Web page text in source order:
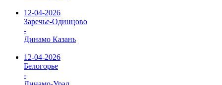
12-04-2026
Заречье-Одинцово
-
Динамо Казань
12-04-2026
Белогорье
-